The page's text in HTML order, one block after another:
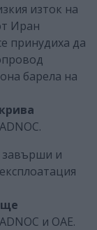
изток на
Иран
принудиха да
барела на
завърши и
ще
и ОАЕ.